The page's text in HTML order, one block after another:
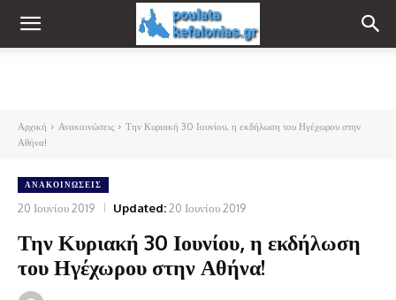
Αρχική Ανακοινώσεις
Την Κυριακή 30 Ιουνίου, η εκδήλωση του Ηγέχωρου στην
Αθήνα!
ΑΝΑΚΟΙΝΏΣΕΙΣ
20 Ιουνίου 2019 Updated:20 Ιουνίου 2019
Την Κυριακή 30 Ιουνίου, η εκδήλωση
του Ηγέχωρου στην Αθήνα!